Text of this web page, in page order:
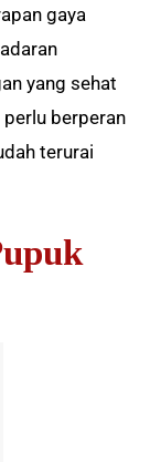
gaya
yang sehat
berperan
terurai